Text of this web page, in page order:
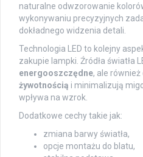
naturalne odwzorowanie
wykonywaniu precyzyjnych
dokładnego widzenia detali.
Technologia LED to kolejny
zakupie lampki. Źródła światła
energooszczędne, ale
żywotnością i minimalizują
wpływa na wzrok.
Dodatkowe cechy takie jak:
zmiana barwy światła,
opcje montażu do blatu,